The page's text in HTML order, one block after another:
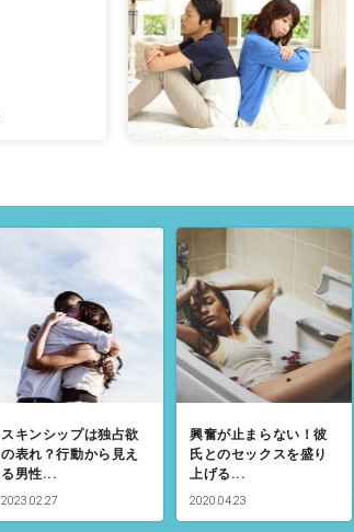
スキンシップは独占欲
の表れ？行動から見え
る男性...
2023.02.27
興奮が止まらない！彼
氏とのセックスを盛り
上げる...
2020.04.23